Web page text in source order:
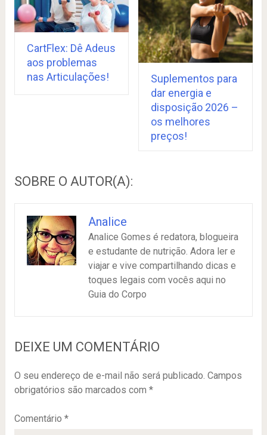
CartFlex: Dê Adeus
aos problemas
nas Articulações!
Suplementos para
dar energia e
disposição 2026 –
os melhores
preços!
SOBRE O AUTOR(A):
Analice
Analice Gomes é redatora, blogueira
e estudante de nutrição. Adora ler e
viajar e vive compartilhando dicas e
toques legais com vocês aqui no
Guia do Corpo
DEIXE UM COMENTÁRIO
O seu endereço de e-mail não será publicado. Campos
obrigatórios são marcados com *
Comentário *